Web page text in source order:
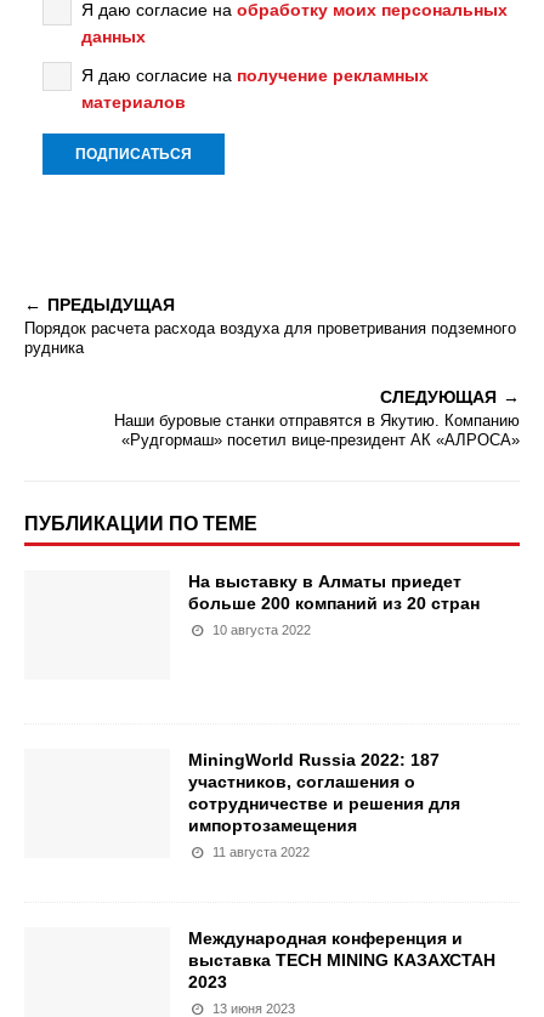
Я даю согласие на обработку моих персональных
данных
Я даю согласие на получение рекламных
материалов
ПРЕДЫДУЩАЯ
Порядок расчета расхода воздуха для проветривания подземного
рудника
СЛЕДУЮЩАЯ
Наши буровые станки отправятся в Якутию. Компанию
«Рудгормаш» посетил вице-президент АК «АЛРОСА»
ПУБЛИКАЦИИ ПО ТЕМЕ
На выставку в Алматы приедет
больше 200 компаний из 20 стран
10 августа 2022
MiningWorld Russia 2022: 187
участников, соглашения о
сотрудничестве и решения для
импортозамещения
11 августа 2022
Международная конференция и
выставка TECH MINING КАЗАХСТАН
2023
13 июня 2023